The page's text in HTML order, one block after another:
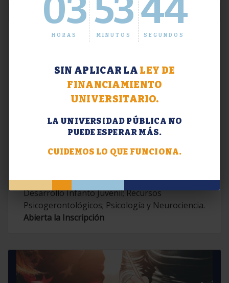
03
HORAS
53
MINUTOS
45
SEGUNDOS
SIN APLICAR LA LEY DE
FINANCIAMIENTO
UNIVERSITARIO.
LA UNIVERSIDAD PÚBLICA NO
PUEDE ESPERAR MÁS.
CUIDEMOS LO QUE FUNCIONA.
Extensión. Diplomaturas 2026.
Contemporáneas; Problemáticas en el
Desarrollo Infanto Juvenil; Recursos
Psicogerontológicos; Psicología y Neurociencia.
Abierta la Inscripción